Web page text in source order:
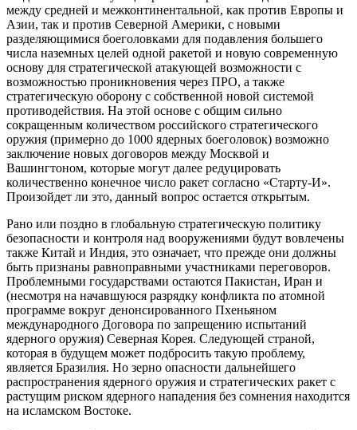
между средней и межконтинентальной, как против Европы и
Азии, так и против Северной Америки, с новыми
разделяющимися боеголовками для подавления большего
числа наземных целей одной ракетой и новую современную
основу для стратегической атакующей возможности с
возможностью проникновения через ПРО, а также
стратегическую оборону с собственной новой системой
противодействия. На этой основе с общим сильно
сокращенным количеством российского стратегического
оружия (примерно до 1000 ядерных боеголовок) возможно
заключение новых договоров между Москвой и
Вашингтоном, которые могут далее редуцировать
количественно конечное число ракет согласно «Старту-И».
Произойдет ли это, данный вопрос остается открытым.
Рано или поздно в глобальную стратегическую политику
безопасности и контроля над вооружениями будут вовлечены
также Китай и Индия, это означает, что прежде они должны
быть признаны равноправными участниками переговоров.
Проблемными государствами остаются Пакистан, Иран и
(несмотря на начавшуюся разрядку конфликта по атомной
программе вокруг денонсированного Пхеньяном
международного Договора по запрещению испытаний
ядерного оружия) Северная Корея. Следующей страной,
которая в будущем может подбросить такую проблему,
является Бразилия. Но зерно опасности дальнейшего
распространения ядерного оружия и стратегических ракет с
растущим риском ядерного нападения без сомнения находится
на исламском Востоке.